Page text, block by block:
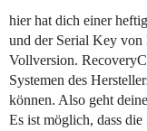
hier hat dich einer
und der Serial Key von
Vollversion.
Systemen des
können. Also geht
Es ist möglich, dass